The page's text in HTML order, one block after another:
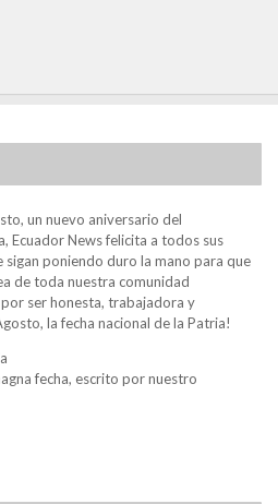
un nuevo aniversario del
Ecuador News felicita a todos sus
poniendo duro la mano para que
de toda nuestra comunidad
ser honesta, trabajadora y
la fecha nacional de la Patria!
fecha, escrito por nuestro